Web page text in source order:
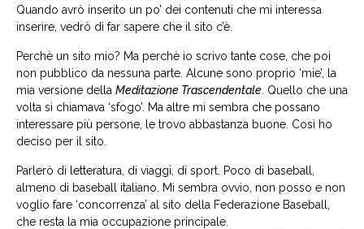
Quando avrò inserito un po’ dei contenuti che mi interessa
inserire, vedrò di far sapere che il sito c’è.
Perchè un sito mio? Ma perchè io scrivo tante cose, che poi
non pubblico da nessuna parte. Alcune sono proprio ‘mie’, la
mia versione della Meditazione Trascendentale . Quello che una
volta si chiamava ‘sfogo’. Ma altre mi sembra che possano
interessare più persone, le trovo abbastanza buone. Così ho
deciso per il sito.
Parlerò di letteratura, di viaggi, di sport. Poco di baseball,
almeno di baseball italiano. Mi sembra ovvio, non posso e non
voglio fare ‘concorrenza’ al sito della Federazione Baseball,
che resta la mia occupazione principale.